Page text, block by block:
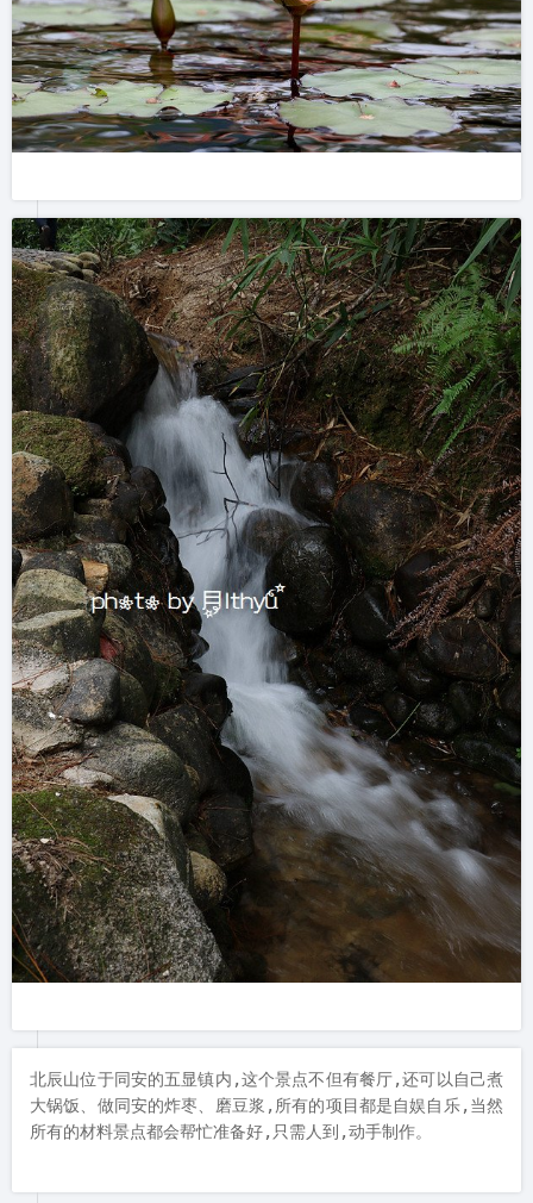
北辰山位于同安的五显镇内,这个景点不但有餐厅,还可以自己煮
大锅饭、做同安的炸枣、磨豆浆,所有的项目都是自娱自乐,当然